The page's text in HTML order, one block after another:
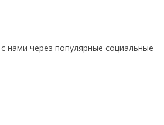
нами через популярные социальные